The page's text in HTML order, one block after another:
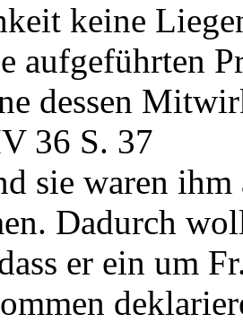
keine
aufgeführten
dessen
36 S. 37
sie waren ihm
Dadurch
er ein um